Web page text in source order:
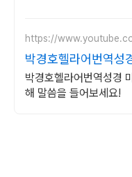
https://
박경호헬라어번역성
박경호헬라어번역성경
해 말씀을 들어보세요!